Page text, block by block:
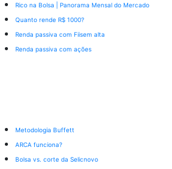
Rico na Bolsa | Panorama Mensal do Mercado
Quanto rende R$ 1000?
Renda passiva com Fiisem alta
Renda passiva com ações
Metodologia Buffett
ARCA funciona?
Bolsa vs. corte da Selicnovo